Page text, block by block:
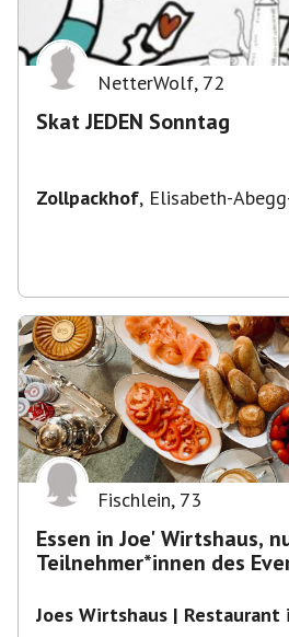
NetterWolf, 72
Skat JEDEN Sonntag
Zollpackhof, Elisabeth-
Fischlein, 73
Essen in Joe' Wirtshaus,
Teilnehmer*innen des
Joes Wirtshaus | Restaurant